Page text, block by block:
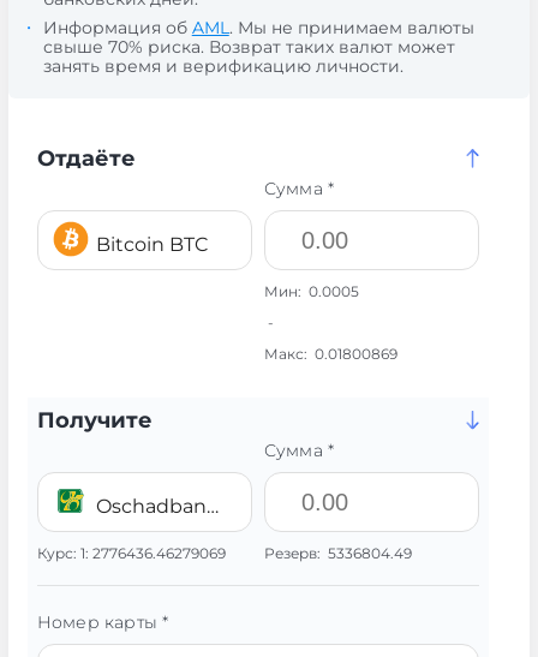
Информация об AML. Мы не принимаем валюты
свыше 70% риска. Возврат таких валют может
занять время и верификацию личности.
Отдаёте
Bitcoin BTC
Сумма *
Мин: 0.0005
-
Макс: 0.01800869
Получите
Oschadbank UAH
Курс: 1: 2776436.46279069
Сумма *
Резерв: 5336804.49
Номер карты *